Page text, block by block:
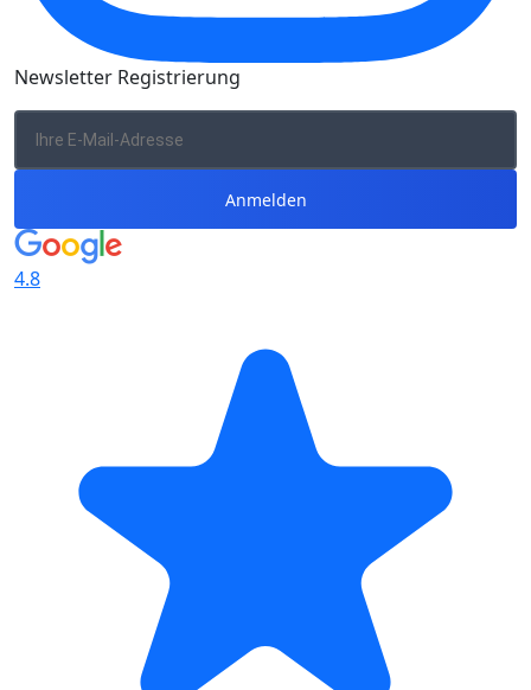
Newsletter Registrierung
Anmelden
4.8